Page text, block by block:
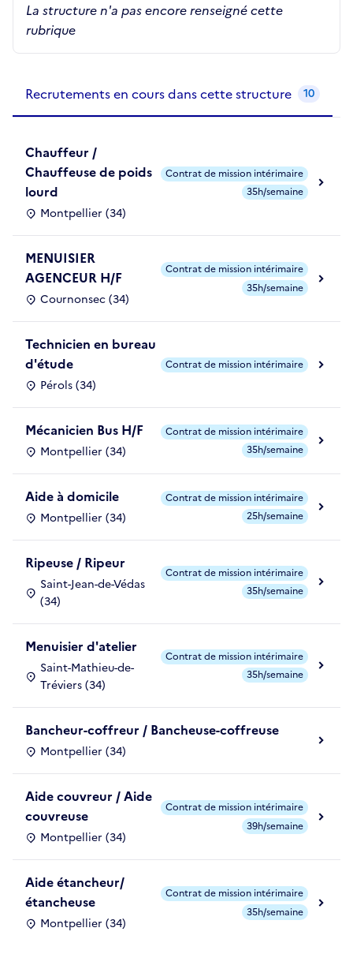
La structure n'a pas encore renseigné cette
rubrique
Recrutements en cours dans cette structure 10
Chauffeur /
Chauffeuse de poids
lourd
Montpellier (34)
Contrat de mission intérimaire
35h/semaine
MENUISIER
AGENCEUR H/F
Cournonsec (34)
Contrat de mission intérimaire
35h/semaine
Technicien en bureau
d'étude
Pérols (34)
Contrat de mission intérimaire
Mécanicien Bus H/F
Montpellier (34)
Contrat de mission intérimaire
35h/semaine
Aide à domicile
Montpellier (34)
Contrat de mission intérimaire
25h/semaine
Ripeuse / Ripeur
Saint-Jean-de-Védas
(34)
Contrat de mission intérimaire
35h/semaine
Menuisier d'atelier
Saint-Mathieu-de-
Tréviers (34)
Contrat de mission intérimaire
35h/semaine
Bancheur-coffreur / Bancheuse-coffreuse
Montpellier (34)
Aide couvreur / Aide
couvreuse
Montpellier (34)
Contrat de mission intérimaire
39h/semaine
Aide étancheur/
étancheuse
Montpellier (34)
Contrat de mission intérimaire
35h/semaine